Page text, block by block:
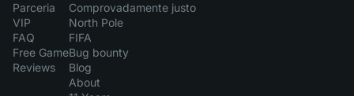
Parceria
VIP
FAQ
Free Game
Reviews
Comprovadamente justo
North Pole
FIFA
Bug bounty
Blog
About